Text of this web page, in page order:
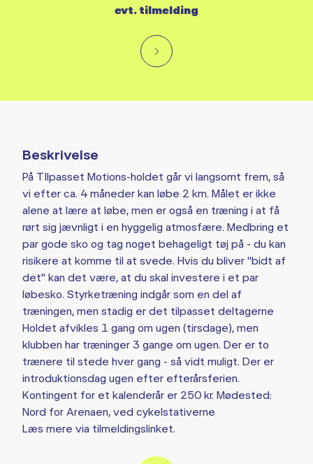
Beskrivelse
På TIlpasset Motions-holdet går vi langsomt frem, så
vi efter ca. 4 måneder kan løbe 2 km. Målet er ikke
alene at lære at løbe, men er også en træning i at få
rørt sig jævnligt i en hyggelig atmosfære. Medbring et
par gode sko og tag noget behageligt tøj på - du kan
risikere at komme til at svede. Hvis du bliver "bidt af
det" kan det være, at du skal investere i et par
løbesko. Styrketræning indgår som en del af
træningen, men stadig er det tilpasset deltagerne
Holdet afvikles 1 gang om ugen (tirsdage), men
klubben har træninger 3 gange om ugen. Der er to
trænere til stede hver gang - så vidt muligt. Der er
introduktionsdag ugen efter efterårsferien.
Kontingent for et kalenderår er 250 kr. Mødested:
Nord for Arenaen, ved cykelstativerne
Læs mere via tilmeldingslinket.
evt. tilmelding